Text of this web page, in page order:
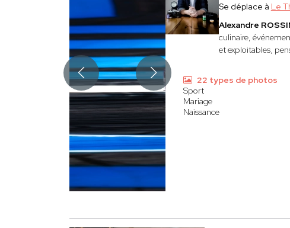
Se déplace à Le
Alexandre
culinaire,
et exploitables,
22 types de photos
Sport
Mariage
Naissance